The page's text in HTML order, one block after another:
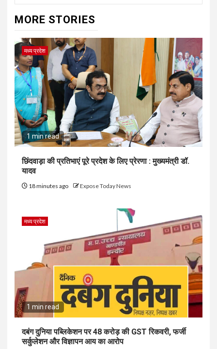
MORE STORIES
मध्य प्रदेश
1 min read
छिंदवाड़ा की प्रतिभाएं पूरे प्रदेश के लिए प्रेरणा : मुख्यमंत्री डॉ.
यादव
18 minutes ago Expose Today News
मध्य प्रदेश
1 min read
दबंग दुनिया पब्लिकेशन पर ₹48 करोड़ की GST रिकवरी, फर्जी
सर्कुलेशन और विज्ञापन आय का आरोप